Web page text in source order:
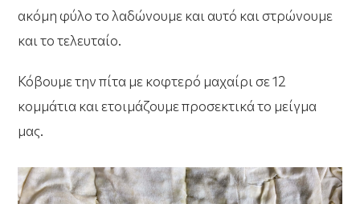
ακόμη φύλο το λαδώνουμε και αυτό και στρώνουμε
και το τελευταίο.
Κόβουμε την πίτα με κοφτερό μαχαίρι σε 12
κομμάτια και ετοιμάζουμε προσεκτικά το μείγμα
μας.